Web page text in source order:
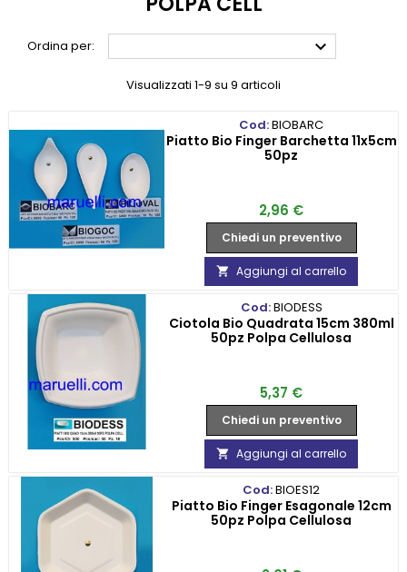
Ordina per: 
Visualizzati 1-9 su 9 articoli
Cod:BIOBARC
Piatto Bio Finger Barchetta 11x5cm
50pz
Prezzo
2,96 €
Chiedi un preventivo
 Aggiungi al carrello
Cod:BIODESS
Ciotola Bio Quadrata 15cm 380ml
50pz Polpa Cellulosa
Prezzo
5,37 €
Chiedi un preventivo
 Aggiungi al carrello
Cod:BIOES12
Piatto Bio Finger Esagonale 12cm
50pz Polpa Cellulosa